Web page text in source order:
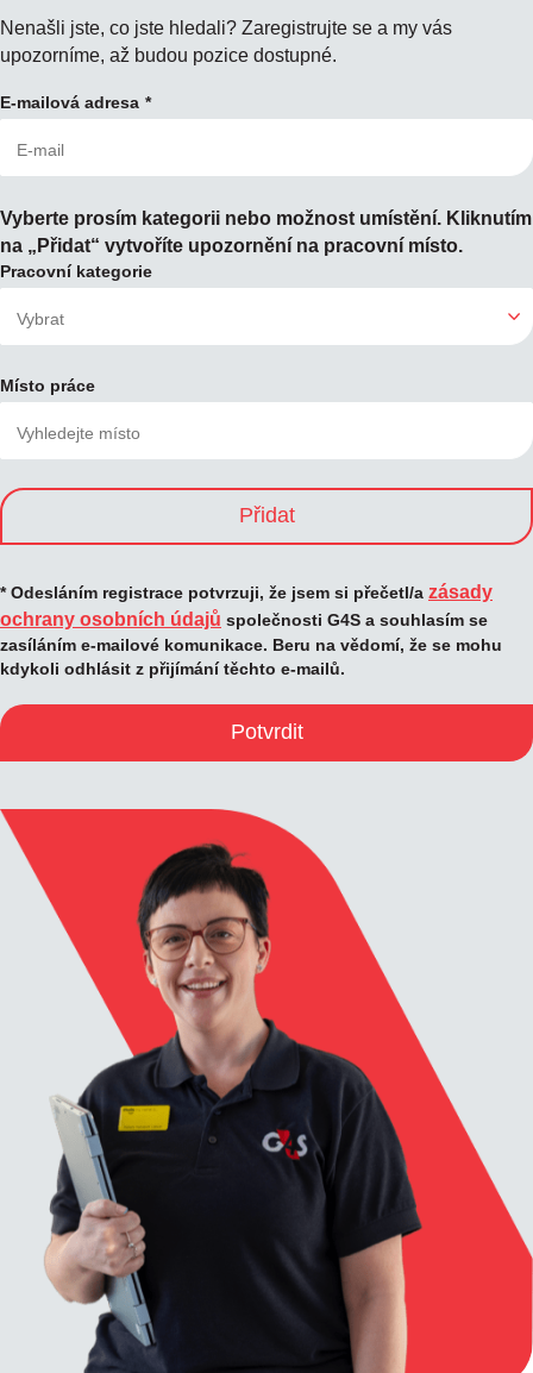
Nenašli jste, co jste hledali? Zaregistrujte se a my vás
upozorníme, až budou pozice dostupné.
E-mailová adresa
Vyberte prosím kategorii nebo možnost umístění. Kliknutím
na „Přidat“ vytvoříte upozornění na pracovní místo.
Pracovní kategorie
Místo práce
Přidat
* Odesláním registrace potvrzuji, že jsem si přečetl/a zásady
ochrany osobních údajů společnosti G4S a souhlasím se
zasíláním e-mailové komunikace. Beru na vědomí, že se mohu
kdykoli odhlásit z přijímání těchto e-mailů.
Potvrdit